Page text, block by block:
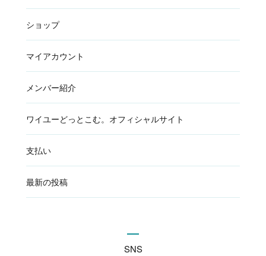
ショップ
マイアカウント
メンバー紹介
ワイユーどっとこむ。オフィシャルサイト
支払い
最新の投稿
SNS